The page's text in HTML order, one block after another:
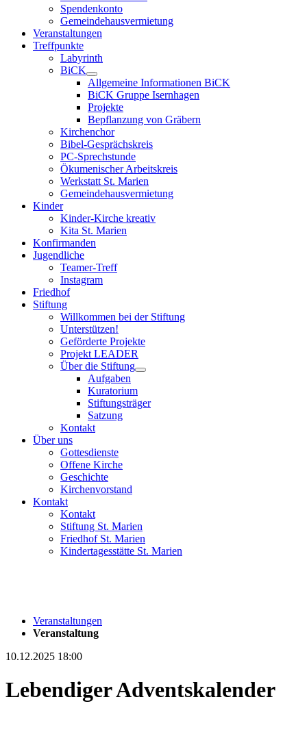
Spendenkonto
Gemeindehausvermietung
Veranstaltungen
Treffpunkte
Labyrinth
BiCK
Allgemeine Informationen BiCK
BiCK Gruppe Isernhagen
Projekte
Bepflanzung von Gräbern
Kirchenchor
Bibel-Gesprächskreis
PC-Sprechstunde
Ökumenischer Arbeitskreis
Werkstatt St. Marien
Gemeindehausvermietung
Kinder
Kinder-Kirche kreativ
Kita St. Marien
Konfirmanden
Jugendliche
Teamer-Treff
Instagram
Friedhof
Stiftung
Willkommen bei der Stiftung
Unterstützen!
Geförderte Projekte
Projekt LEADER
Über die Stiftung
Aufgaben
Kuratorium
Stiftungsträger
Satzung
Kontakt
Über uns
Gottesdienste
Offene Kirche
Geschichte
Kirchenvorstand
Kontakt
Kontakt
Stiftung St. Marien
Friedhof St. Marien
Kindertagesstätte St. Marien
Veranstaltungen
Veranstaltung
10.12.2025 18:00
Lebendiger Adventskalender